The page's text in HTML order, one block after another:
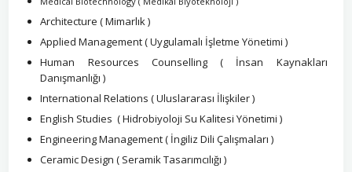
Architecture ( Mimarlık )
Applied Management ( Uygulamalı İşletme Yönetimi )
Human Resources Counselling ( İnsan Kaynakları
Danışmanlığı )
International Relations ( Uluslararası İlişkiler )
English Studies ( Hidrobiyoloji Su Kalitesi Yönetimi )
Engineering Management ( İngiliz Dili Çalışmaları )
Ceramic Design ( Seramik Tasarımcılığı )